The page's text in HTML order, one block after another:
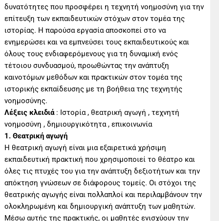
δυνατότητες που προσφέρει η τεχνητή νοημοσύνη για την
επίτευξη των εκπαιδευτικών στόχων στον τομέα της
ιστορίας. Η παρούσα εργασία αποσκοπεί στο να
ενημερώσει και να εμπνεύσει τους εκπαιδευτικούς και
όλους τους ενδιαφερόμενους για τη δυναμική ενός
τέτοιου συνδυασμού, προωθώντας την ανάπτυξη
καινοτόμων μεθόδων και πρακτικών στον τομέα της
ιστορικής εκπαίδευσης με τη βοήθεια της τεχνητής
νοημοσύνης.
Λέξεις κλειδιά: Ιστορία , θεατρική αγωγή , τεχνητή
νοημοσύνη , δημιουργικότητα , επικοινωνία
1. Θεατρική αγωγή
Η θεατρική αγωγή είναι μια εξαιρετικά χρήσιμη
εκπαιδευτική πρακτική που χρησιμοποιεί το θέατρο και
όλες τις πτυχές του για την ανάπτυξη δεξιοτήτων και την
απόκτηση γνώσεων σε διάφορους τομείς. Οι στόχοι της
θεατρικής αγωγής είναι πολλαπλοί και περιλαμβάνουν την
ολοκληρωμένη και δημιουργική ανάπτυξη των μαθητών.
Μέσω αυτής της πρακτικής, οι μαθητές ενισχύουν την